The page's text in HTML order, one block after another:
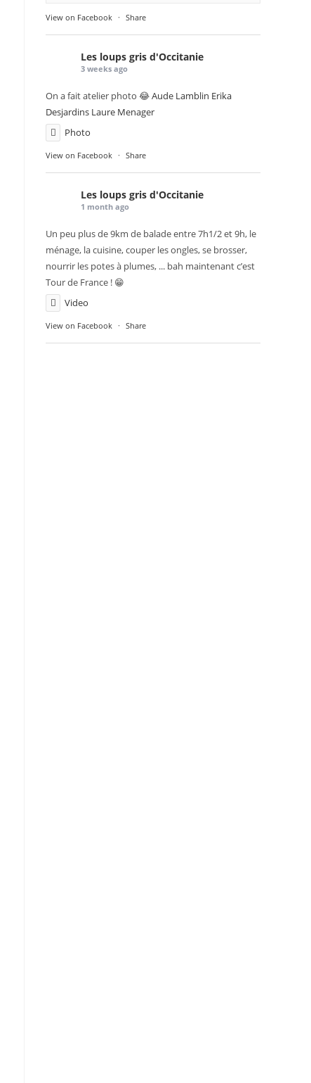
View on Facebook · Share
Les loups gris d'Occitanie
3 weeks ago
On a fait atelier photo 😂Aude Lamblin Erika
Desjardins Laure Menager
Photo
View on Facebook · Share
Les loups gris d'Occitanie
1 month ago
Un peu plus de 9km de balade entre 7h1/2 et 9h, le
ménage, la cuisine, couper les ongles, se brosser,
nourrir les potes à plumes, ... bah maintenant c’est
Tour de France ! 😁
Video
View on Facebook · Share